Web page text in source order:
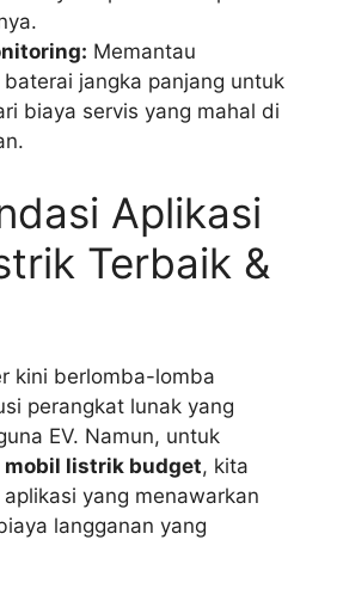
Memantau
jangka panjang untuk
biaya servis yang mahal di
Aplikasi
Terbaik &
kini berlomba-lomba
perangkat lunak yang
EV. Namun, untuk
mobil listrik budget, kita
yang menawarkan
langganan yang